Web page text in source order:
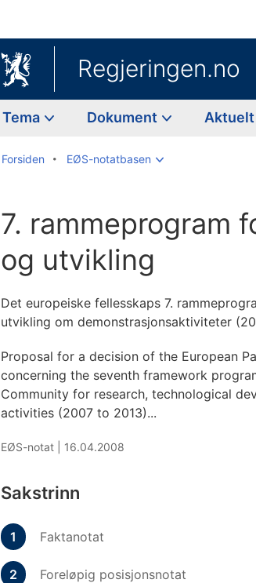
Regjeringen.no
Tema Dokument Aktuelt
Forsiden EØS-notatbasen
7. rammeprogram
og utvikling
Det europeiske fellesskaps 7.
utvikling om demonstrasjonsaktiviteter
Proposal for a decision of the European
concerning the seventh framework
Community for research, technological
activities (2007 to 2013)...
EØS-notat | 16.04.2008
Sakstrinn
Faktanotat
Foreløpig posisjonsnotat